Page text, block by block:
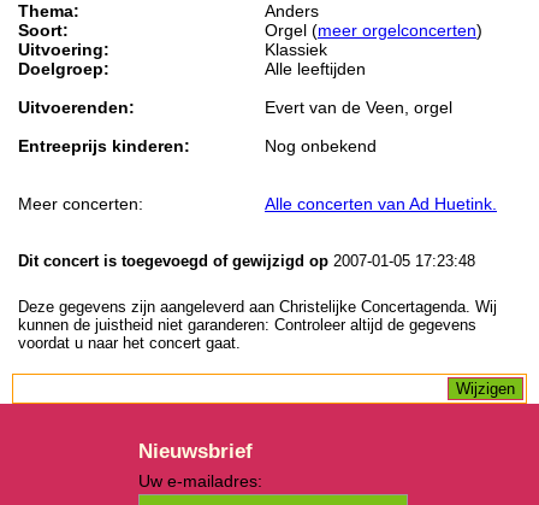
Thema:
Anders
Soort:
Orgel (meer orgelconcerten)
Uitvoering:
Klassiek
Doelgroep:
Alle leeftijden
Uitvoerenden:
Evert van de Veen, orgel
Entreeprijs kinderen:
Nog onbekend
Meer concerten: Alle concerten van Ad Huetink.
Dit concert is toegevoegd of gewijzigd op 2007-01-05 17:23:48
Deze gegevens zijn aangeleverd aan Christelijke Concertagenda. Wij
kunnen de juistheid niet garanderen: Controleer altijd de gegevens
voordat u naar het concert gaat.
Nieuwsbrief
Uw e-mailadres: